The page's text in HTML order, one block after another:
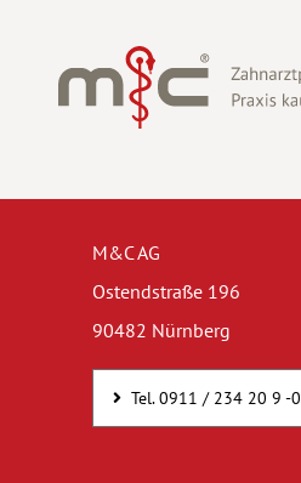
M&C AG
Ostendstraße 196
90482 Nürnberg
Tel. 0911 / 234 20 9 -0